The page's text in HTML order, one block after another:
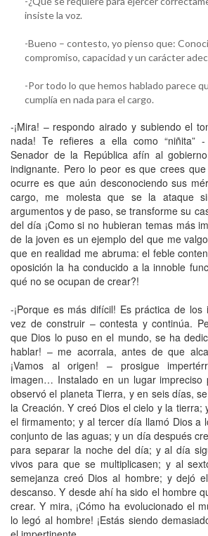
insiste la voz.
-Bueno – contesto, yo pienso que:
compromiso, capacidad y un carácter
-Por todo lo que hemos hablado parece
cumplía en nada para el cargo.
-¡Mira! – respondo airado y subiendo el
nada! Te refieres a ella como “niñita”
Senador de la República afín al
indignante. Pero lo peor es que crees
ocurre es que aún desconociendo sus
cargo, me molesta que se la ataque
argumentos y de paso, se transforme su
del día ¡Como si no hubieran temas más
de la joven es un ejemplo del que me
que en realidad me abruma: el feble
oposición la ha conducido a la innoble
qué no se ocupan de crear?!
-¡Porque es más difícil! Es práctica de los
vez de construir – contesta y continúa.
que Dios lo puso en el mundo, se ha
hablar! – me acorrala, antes de que
¡Vamos al origen! – prosigue
imagen… Instalado en un lugar impreciso
observó el planeta Tierra, y en seis días,
la Creación. Y creó Dios el cielo y la tierra;
el firmamento; y al tercer día llamó Dios a
conjunto de las aguas; y un día después
para separar la noche del día; y al día
vivos para que se multiplicasen; y al
semejanza creó Dios al hombre; y dejó
descanso. Y desde ahí ha sido el hombre
crear. Y mira, ¡Cómo ha evolucionado el
lo legó al hombre! ¡Estás siendo